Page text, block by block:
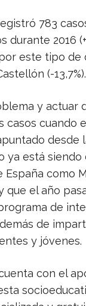
783
2016
este tipo de
(-13,7%).
y actuar
cuando
desde
ya está
como
que el año
de
de
y jóvenes.
con el